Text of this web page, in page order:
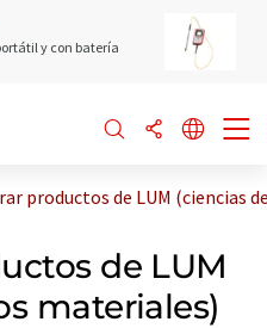
y con batería
productos de LUM (ciencias
de LUM
materiales)